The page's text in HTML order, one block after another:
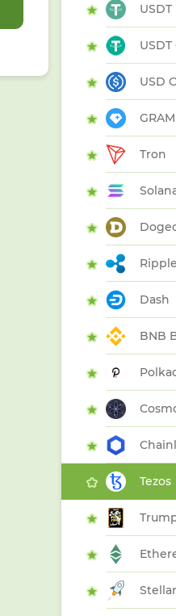
USDT
USDT
USD
GRAM
Tron
Ripple
Dash
BNB
Tezos
Stellar